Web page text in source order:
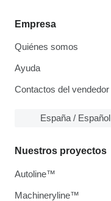
Empresa
Quiénes somos
Ayuda
Contactos del vendedor
España / Español
Nuestros proyectos
Autoline™
Machineryline™